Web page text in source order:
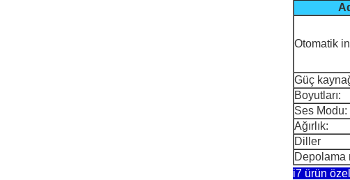
Otomatik
Güç
Boyutları:
Ses Modu:
Ağırlık:
Diller
Depolama
i7 ürün